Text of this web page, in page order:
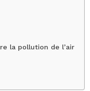
la pollution de l’air